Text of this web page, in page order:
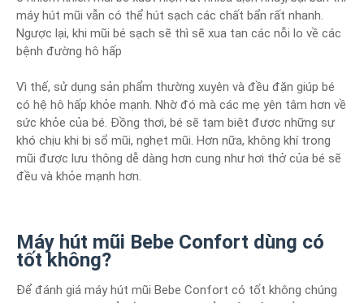
máy hút mũi vẫn có thể hút sạch các chất bẩn rất nhanh.
Ngược lại, khi mũi bé sạch sẽ thì sẽ xua tan các nỗi lo về các
bệnh đường hô hấp
Vì thế, sử dụng sản phẩm thường xuyên và đều đặn giúp bé
có hệ hô hấp khỏe mạnh. Nhờ đó mà các mẹ yên tâm hơn về
sức khỏe của bé. Đồng thơi, bé sẽ tạm biệt được những sự
khó chịu khi bị sổ mũi, nghẹt mũi. Hơn nữa, không khí trong
mũi được lưu thông dễ dàng hơn cung như hơi thở của bé sẽ
đều và khỏe mạnh hơn.
Máy hút mũi Bebe Confort dùng có
tốt không?
Để đánh giá máy hút mũi Bebe Confort có tốt không chúng